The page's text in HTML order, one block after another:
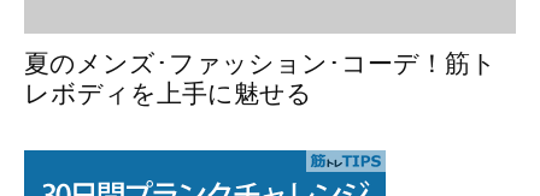
夏のメンズ･ファッション･コーデ！筋ト
レボディを上手に魅せる